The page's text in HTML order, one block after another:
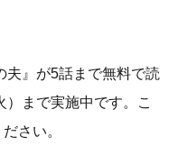
夫』が5話まで無料で読
まで実施中です。こ
さい。